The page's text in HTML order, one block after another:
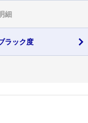
細
ラック度